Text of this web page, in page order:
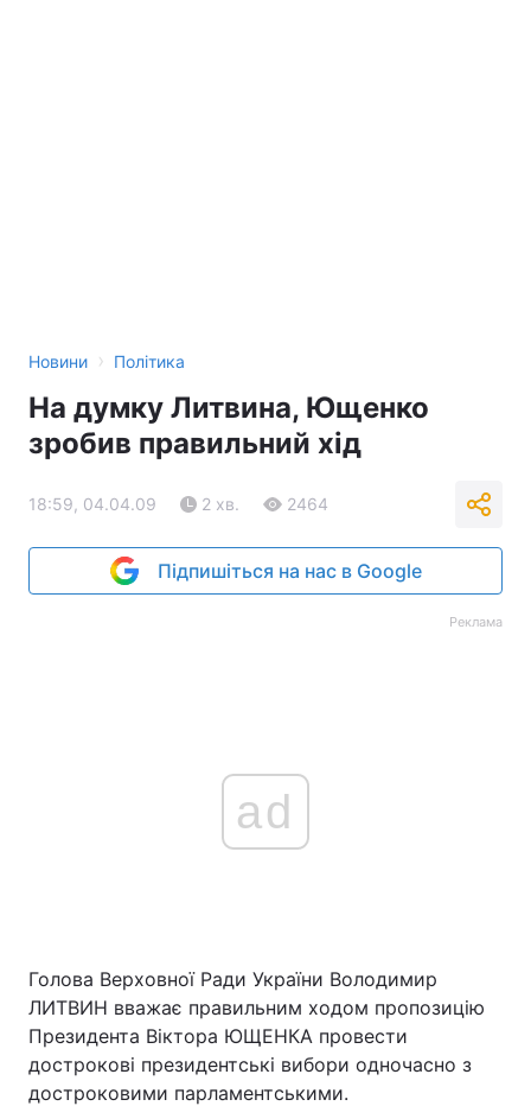
Новини › Політика
На думку Литвина, Ющенко
зробив правильний хід
18:59, 04.04.09 2 хв. 2464
Підпишіться на нас в Google
Реклама
ad
Голова Верховної Ради України Володимир
ЛИТВИН вважає правильним ходом пропозицію
Президента Віктора ЮЩЕНКА провести
дострокові президентські вибори одночасно з
достроковими парламентськими.